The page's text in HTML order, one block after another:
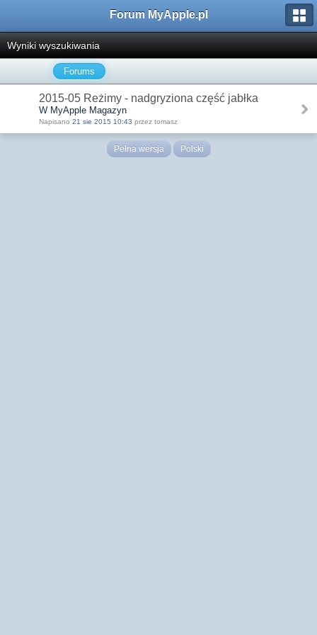
Forum MyApple.pl
Wyniki wyszukiwania
Forums
2015-05 Reżimy - nadgryziona część jabłka
W MyApple Magazyn
Napisano 21 sie 2015 10:43 przez tomasz
Pełna wersja Polski